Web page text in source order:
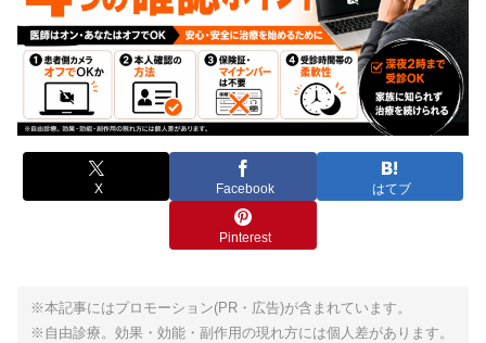
X Facebook はてブ
Pinterest
※本記事にはプロモーション(PR・広告)が含まれています。
※自由診療。効果・効能・副作用の現れ方には個人差があります。